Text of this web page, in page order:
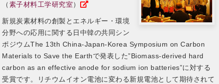
（素子材料工学研究室）
新規炭素材料の創製とエネルギー・環境
分野への応用に関する日中韓の共同シン
ポジウムThe 13th China-Japan-Korea Symposium on Carbon
Materials to Save the Earthで発表した”Biomass-derived hard
carbon as an effective anode for sodium ion batteries”に対する
受賞です。リチウムイオン電池に変わる新規電池として期待されて